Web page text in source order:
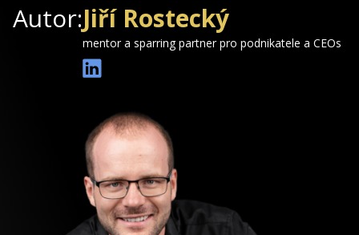
Autor:Jiří Rostecký
mentor a sparring partner pro podnikatele a CEOs